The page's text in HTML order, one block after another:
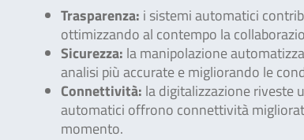
Trasparenza: i sistemi automatici
ottimizzando al contempo la
Sicurezza: la manipolazione
analisi più accurate e migliorando le
Connettività: la digitalizzazione riveste
automatici offrono connettività
momento.